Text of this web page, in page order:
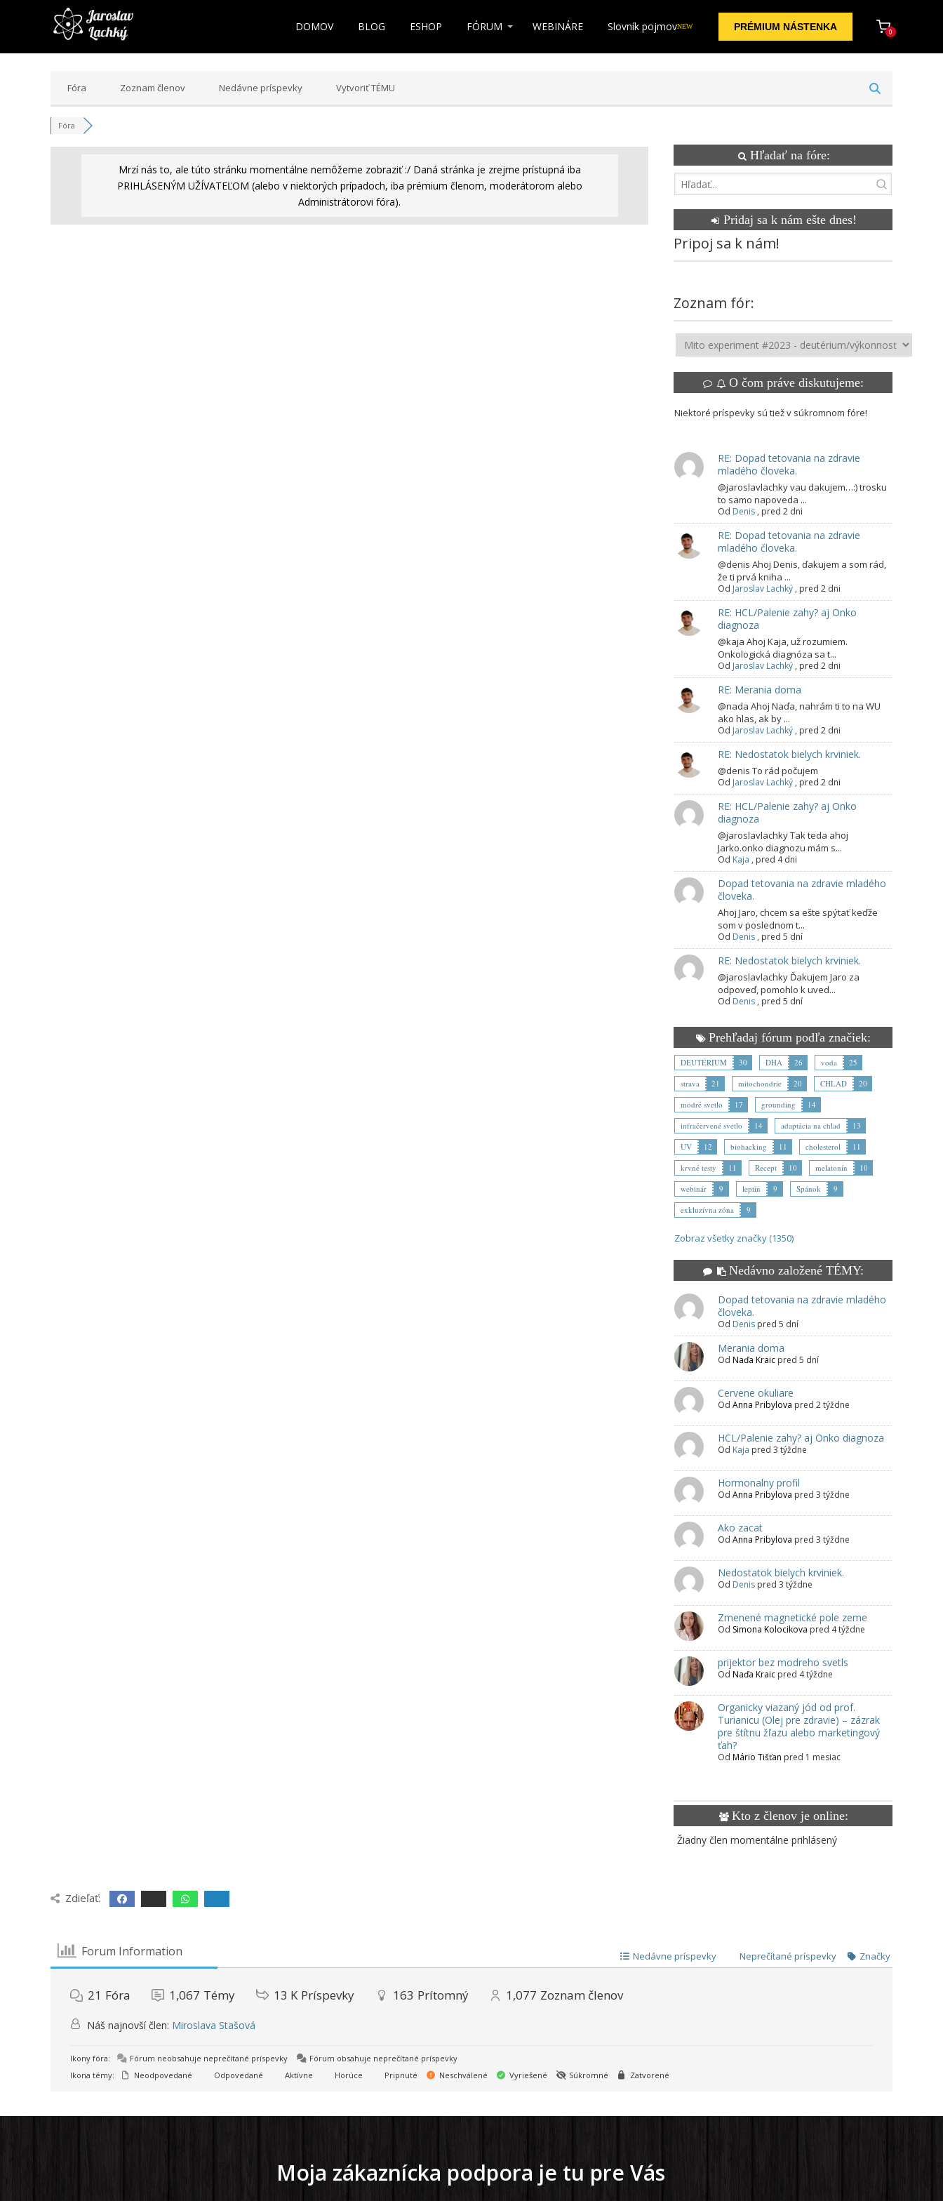
DOMOV BLOG ESHOP FÓRUM WEBINÁRE Slovník pojmovNEW PRÉMIUM NÁSTENKA 0
Fóra Zoznam členov Nedávne príspevky Vytvoriť TÉMU
Fóra
Mrzí nás to, ale túto stránku momentálne nemôžeme zobraziť :/ Daná stránka je zrejme prístupná iba
PRIHLÁSENÝM UŽÍVATEĽOM (alebo v niektorých prípadoch, iba prémium členom, moderátorom alebo
Administrátorovi fóra).
Hľadať na fóre:
Pridaj sa k nám ešte dnes!
Pripoj sa k nám!
Zoznam fór:
O čom práve diskutujeme:
Niektoré príspevky sú tiež v súkromnom fóre!
RE: Dopad tetovania na zdravie
mladého človeka.
@jaroslavlachky vau dakujem…:) trosku
to samo napoveda ...
Od Denis , pred 2 dni
RE: Dopad tetovania na zdravie
mladého človeka.
@denis Ahoj Denis, ďakujem a som rád,
že ti prvá kniha ...
Od Jaroslav Lachký , pred 2 dni
RE: HCL/Palenie zahy? aj Onko
diagnoza
@kaja Ahoj Kaja, už rozumiem.
Onkologická diagnóza sa t...
Od Jaroslav Lachký , pred 2 dni
RE: Merania doma
@nada Ahoj Naďa, nahrám ti to na WU
ako hlas, ak by ...
Od Jaroslav Lachký , pred 2 dni
RE: Nedostatok bielych krviniek.
@denis To rád počujem
Od Jaroslav Lachký , pred 2 dni
RE: HCL/Palenie zahy? aj Onko
diagnoza
@jaroslavlachky Tak teda ahoj
Jarko.onko diagnozu mám s...
Od Kaja , pred 4 dni
Dopad tetovania na zdravie mladého
človeka.
Ahoj Jaro, chcem sa ešte spýtať keďže
som v poslednom t...
Od Denis , pred 5 dní
RE: Nedostatok bielych krviniek.
@jaroslavlachky Ďakujem Jaro za
odpoveď, pomohlo k uved...
Od Denis , pred 5 dní
Prehľadaj fórum podľa značiek:
DEUTÉRIUM 30 DHA 26 voda
25
strava
21 mitochondrie 20 CHLAD
20
modré svetlo
17 grounding
14
infračervené svetlo
14 adaptácia na chlad
13
UV
12 biohacking 11 cholesterol
11
krvné testy
11 Recept 10 melatonín
10
webinár
9 leptín 9 Spánok
9
exkluzívna zóna
9
Zobraz všetky značky (1350)
Nedávno založené TÉMY:
Dopad tetovania na zdravie mladého
človeka.
Od Denis pred 5 dní
Merania doma
Od Naďa Kraic pred 5 dní
Cervene okuliare
Od Anna Pribylova pred 2 týždne
HCL/Palenie zahy? aj Onko diagnoza
Od Kaja pred 3 týždne
Hormonalny profil
Od Anna Pribylova pred 3 týždne
Ako zacat
Od Anna Pribylova pred 3 týždne
Nedostatok bielych krviniek.
Od Denis pred 3 týždne
Zmenené magnetické pole zeme
Od Simona Kolocikova pred 4 týždne
prijektor bez modreho svetls
Od Naďa Kraic pred 4 týždne
Organicky viazaný jód od prof.
Turianicu (Olej pre zdravie) – zázrak
pre štítnu žľazu alebo marketingový
ťah?
Od Mário Tišťan pred 1 mesiac
Kto z členov je online:
Žiadny člen momentálne prihlásený
Zdieľať:
Forum Information Nedávne príspevky Neprečítané príspevky Značky
21 Fóra 1,067 Témy 13 K Príspevky 163 Prítomný 1,077 Zoznam členov
Náš najnovší člen: Miroslava Stašová
Ikony fóra: Fórum neobsahuje neprečítané príspevky
Fórum obsahuje neprečítané príspevky
Ikona témy:
Neodpovedané Odpovedané Aktívne Horúce Pripnuté Neschválené Vyriešené Súkromné Zatvorené
Moja zákaznícka podpora je tu pre Vás